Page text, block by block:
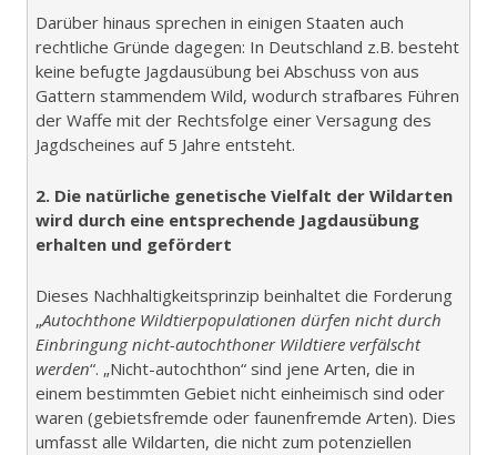
Darüber hinaus sprechen in einigen Staaten auch
rechtliche Gründe dagegen: In Deutschland z.B. besteht
keine befugte Jagdausübung bei Abschuss von aus
Gattern stammendem Wild, wodurch strafbares Führen
der Waffe mit der Rechtsfolge einer Versagung des
Jagdscheines auf 5 Jahre entsteht.
2. Die natürliche genetische Vielfalt der Wildarten
wird durch eine entsprechende Jagdausübung
erhalten und gefördert
Dieses Nachhaltigkeitsprinzip beinhaltet die Forderung
„Autochthone Wildtierpopulationen dürfen nicht durch
Einbringung nicht-autochthoner Wildtiere verfälscht
werden“. „Nicht-autochthon“ sind jene Arten, die in
einem bestimmten Gebiet nicht einheimisch sind oder
waren (gebietsfremde oder faunenfremde Arten). Dies
umfasst alle Wildarten, die nicht zum potenziellen